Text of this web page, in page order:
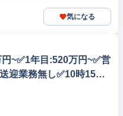
気になる
~✅1年目:520万円~✅営
迎業務無し✅10時15分~
冬9日)✅児童発達支